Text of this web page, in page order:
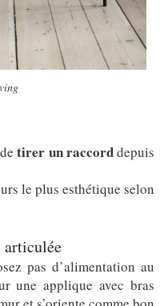
tirer un raccorddepuis
le plus esthétique selon
articulée
pas d’alimentation au
une applique avec bras